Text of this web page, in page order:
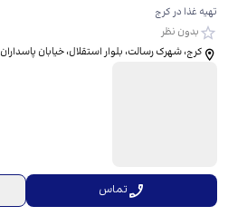
تهیه غذا در کرج
بدون نظر
کرج، شهرک رسالت، بلوار استقلال، خیابان پاسداران
تماس